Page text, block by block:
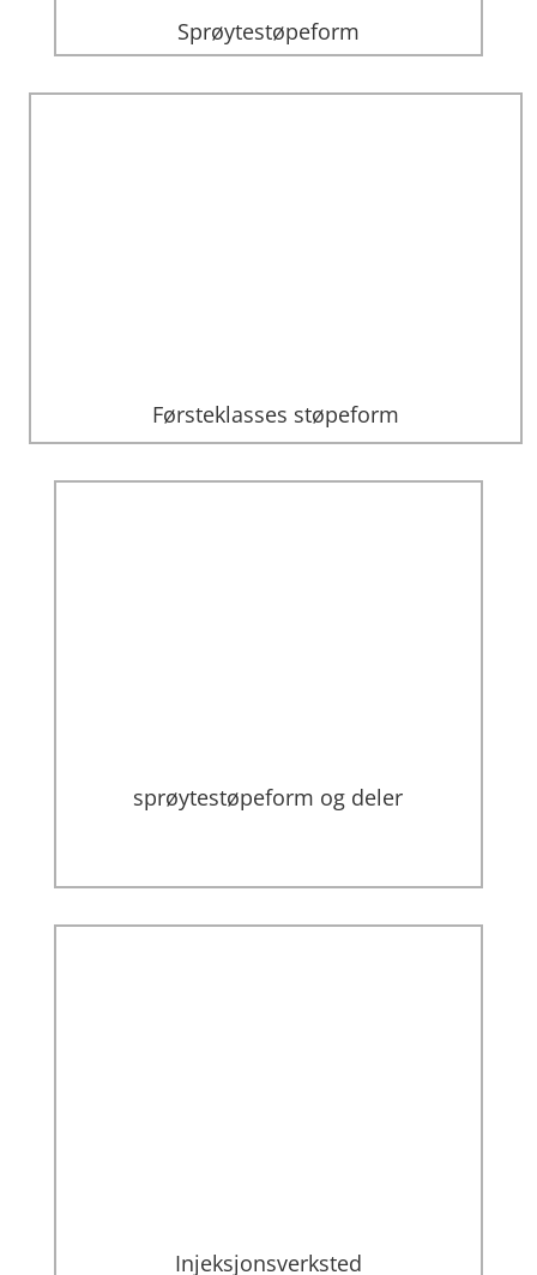
Sprøytestøpeform
Førsteklasses støpeform
sprøytestøpeform og deler
Injeksjonsverksted